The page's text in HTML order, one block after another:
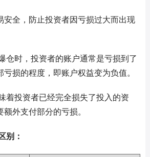
安全，防止投资者因亏损过大而出现
仓时，投资者的账户通常是亏损到了
损的程度，即账户权益变为负值。
着投资者已经完全损失了投入的资
外支付部分的亏损。
别：